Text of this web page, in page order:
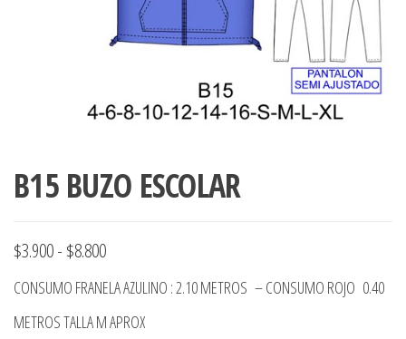
accumark ,
pdf , Moldes
Gerber ,
ropa,
Graduaciones,
Ploteo y
Digitalización
accumark,
Moldes en
pdf, Moldes
B15 BUZO ESCOLAR
$3.900- $8.800Rango
de
CONSUMO FRANELA AZULINO : 2.10 METROS – CONSUMO ROJO 0.40
METROS TALLA M APROX